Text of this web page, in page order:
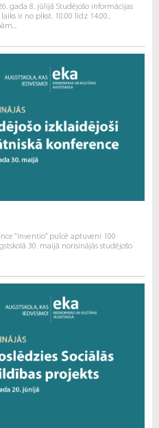
gada 8. jūlijā Studējošo informācijas
ir no plkst. 10.00 līdz 14.00..
“Inventio” pulcē aptuveni 100
30. maijā norisinājās studējošo